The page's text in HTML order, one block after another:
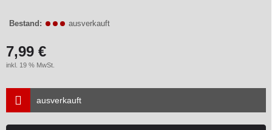
Bestand: ausverkauft
7,99 €
inkl. 19 % MwSt.
ausverkauft